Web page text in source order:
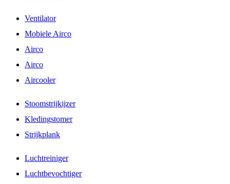
Ventilator
Mobiele Airco
Airco
Airco
Aircooler
Stoomstrijkijzer
Kledingstomer
Strijkplank
Luchtreiniger
Luchtbevochtiger